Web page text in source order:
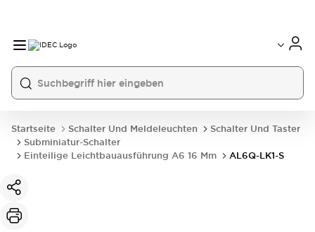
Startseite Schalter Und Meldeleuchten
Schalter Und Taster
Subminiatur-Schalter
Einteilige Leichtbauausführung A6 16 Mm
AL6Q-LK1-S